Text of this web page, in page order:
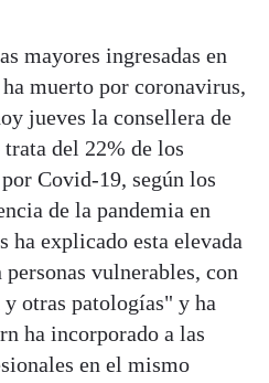
mayores ingresadas en
muerto por coronavirus,
jueves la consellera de
trata del 22% de los
Covid-19, según los
de la pandemia en
ha explicado esta elevada
vulnerables, con
y otras patologías" y ha
ha incorporado a las
en el mismo